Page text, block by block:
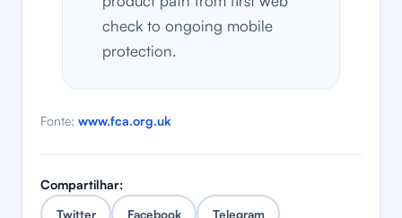
check to ongoing mobile
protection.
Fonte: www.fca.org.uk
Compartilhar:
Twitter
Facebook Telegram